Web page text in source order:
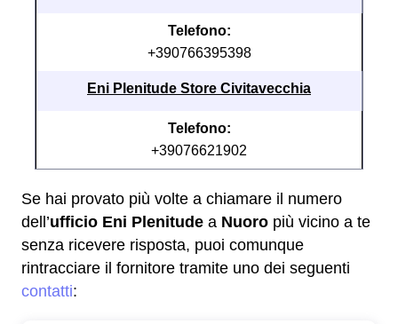
Telefono:
+390766395398
Eni Plenitude Store Civitavecchia
Telefono:
+39076621902
Se hai provato più volte a chiamare il numero
dell’ufficio Eni Plenitude a Nuoro più vicino a te
senza ricevere risposta, puoi comunque
rintracciare il fornitore tramite uno dei seguenti
contatti: